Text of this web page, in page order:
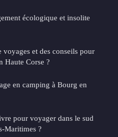
écologique et insolite
voyages et des conseils pour
Haute Corse ?
en camping à Bourg en
pour voyager dans le sud
Maritimes ?